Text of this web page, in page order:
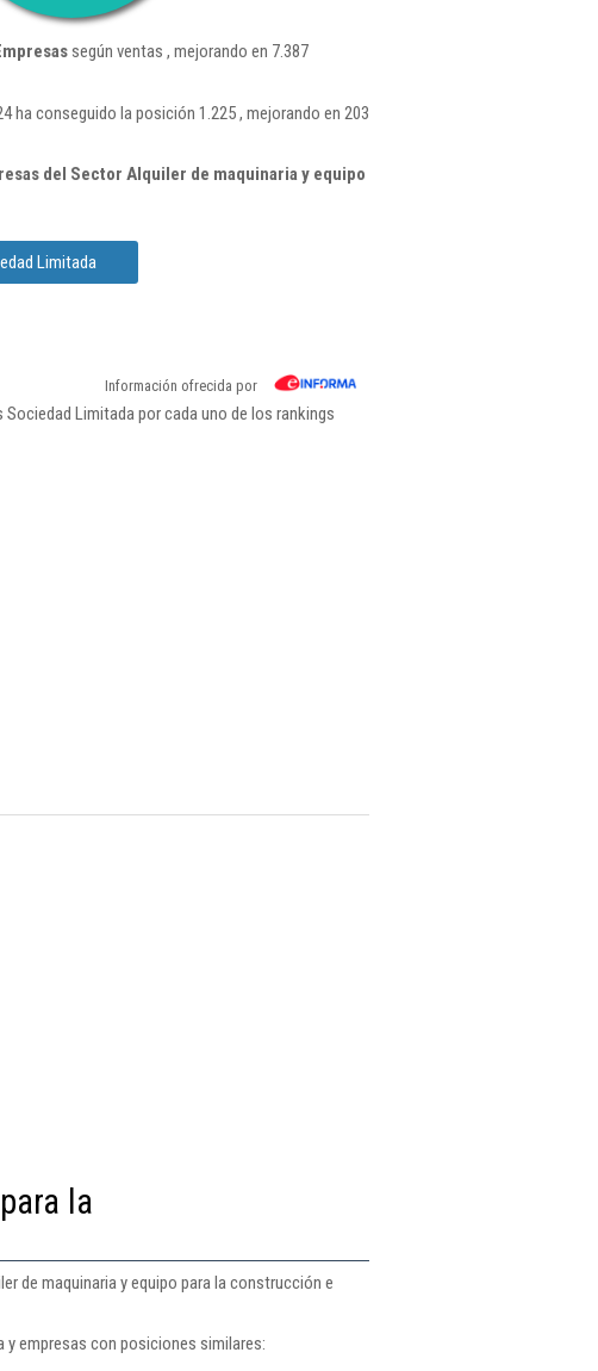
según ventas , mejorando en 7.387
ha conseguido la posición 1.225 , mejorando en 203
del Sector Alquiler de maquinaria y equipo
Limitada
Información ofrecida por
Limitada por cada uno de los rankings
la
de maquinaria y equipo para la construcción e
y empresas con posiciones similares: